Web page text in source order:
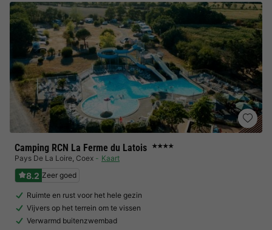
Camping RCN La Ferme du Latois ★★★★
Pays De La Loire, Coex Kaart
8.2 Zeer goed
Ruimte en rust voor het hele gezin
Vijvers op het terrein om te vissen
Verwarmd buitenzwembad